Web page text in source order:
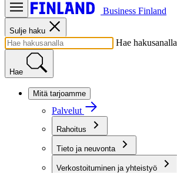
Business Finland
Sulje haku
Hae hakusanalla
Hae
Mitä tarjoamme
Palvelut
Rahoitus
Tieto ja neuvonta
Verkostoituminen ja yhteistyö